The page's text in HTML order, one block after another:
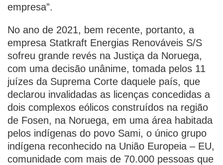
empresa”.
No ano de 2021, bem recente, portanto, a
empresa Statkraft Energias Renováveis S/S
sofreu grande revés na Justiça da Noruega,
com uma decisão unânime, tomada pelos 11
juízes da Suprema Corte daquele país, que
declarou invalidadas as licenças concedidas a
dois complexos eólicos construídos na região
de Fosen, na Noruega, em uma área habitada
pelos indígenas do povo Sami, o único grupo
indígena reconhecido na União Europeia – EU,
comunidade com mais de 70.000 pessoas que